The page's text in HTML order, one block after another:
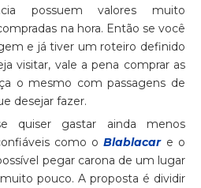
possuem valores muito
na hora. Então se você
e já tiver um roteiro definido
visitar, vale a pena comprar as
o mesmo com passagens de
desejar fazer.
quiser gastar ainda menos
como oBlablacare o
pegar carona de um lugar
pouco. A proposta é dividir